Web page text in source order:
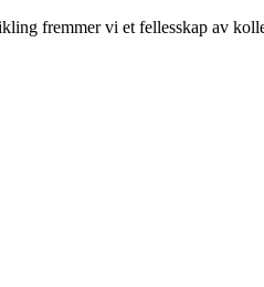
fremmer vi et fellesskap av